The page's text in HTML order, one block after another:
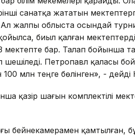
санатқа жататын
Ал жалпы облыста осындай
биыл қалған
мектепте бар. Талап бойынша
Петропавл қаласы
100 млн теңге бөлінген», -
қазір шағын комплектілі
бейнекамерамен қамтылған,